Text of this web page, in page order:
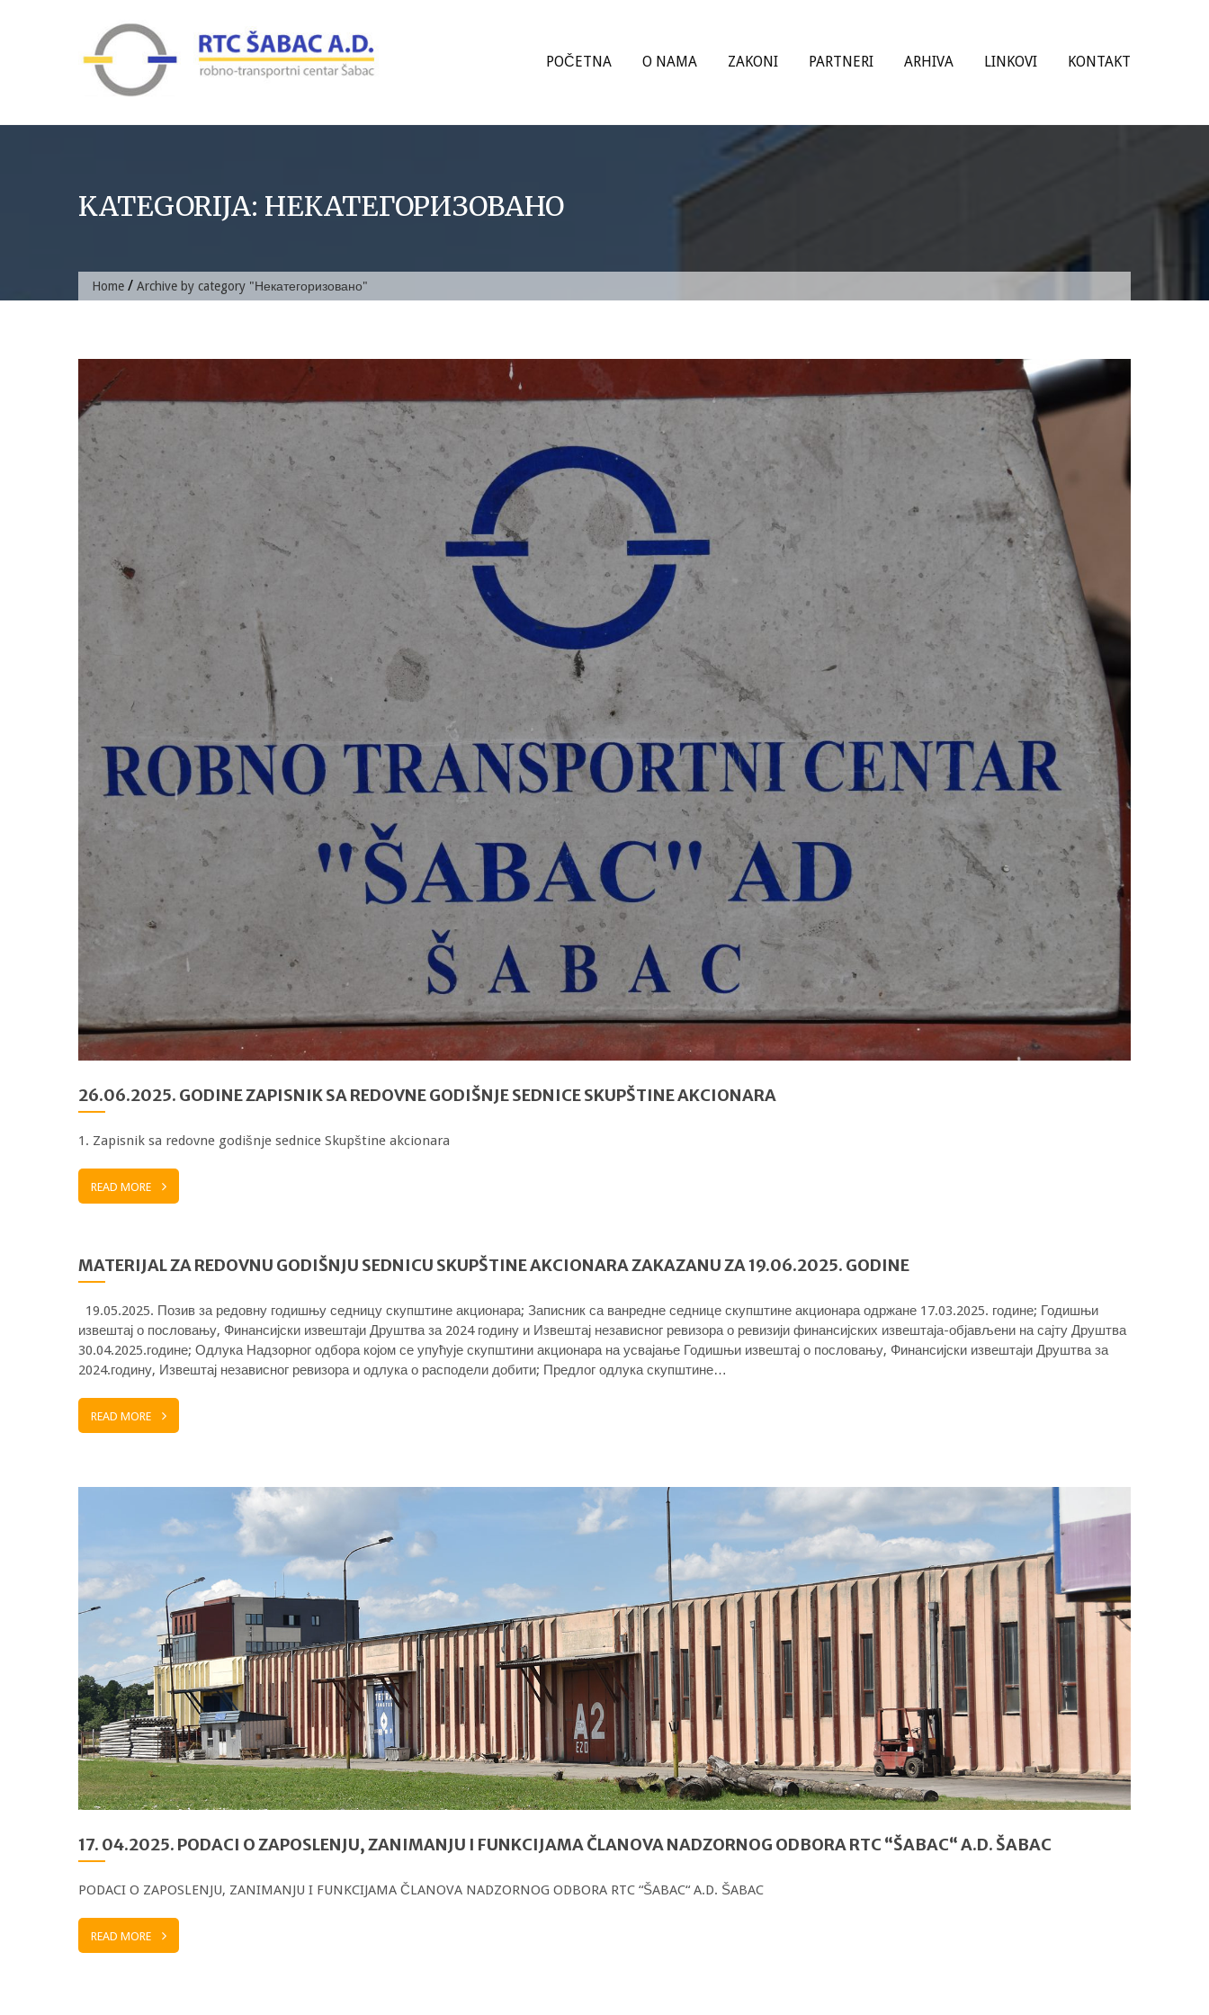
POČETNA O NAMA ZAKONI PARTNERI ARHIVA LINKOVI KONTAKT
KATEGORIJA: НЕКАТЕГОРИЗОВАНО
Home / Archive by category "Некатегоризовано"
26.06.2025. GODINE ZAPISNIK SA REDOVNE GODIŠNJE SEDNICE SKUPŠTINE AKCIONARA
1. Zapisnik sa redovne godišnje sednice Skupštine akcionara
READ MORE
MATERIJAL ZA REDOVNU GODIŠNJU SEDNICU SKUPŠTINE AKCIONARA ZAKAZANU ZA 19.06.2025. GODINE
19.05.2025. Позив за редовну годишњу седницу скупштине акционара; Записник са ванредне седнице скупштине акционара одржане 17.03.2025. године; Годишњи
извештај о пословању, Финансијски извештаји Друштва за 2024 годину и Извештај независног ревизора о ревизији финансијских извештаја-објављени на сајту Друштва
30.04.2025.године; Одлука Надзорног одбора којом се упућује скупштини акционара на усвајање Годишњи извештај о пословању, Финансијски извештаји Друштва за
2024.годину, Извештај независног ревизора и одлука о расподели добити; Предлог одлука скупштине…
READ MORE
17. 04.2025. PODACI O ZAPOSLENJU, ZANIMANJU I FUNKCIJAMA ČLANOVA NADZORNOG ODBORA RTC “ŠABAC“ A.D. ŠABAC
PODACI O ZAPOSLENJU, ZANIMANJU I FUNKCIJAMA ČLANOVA NADZORNOG ODBORA RTC “ŠABAC“ A.D. ŠABAC
READ MORE